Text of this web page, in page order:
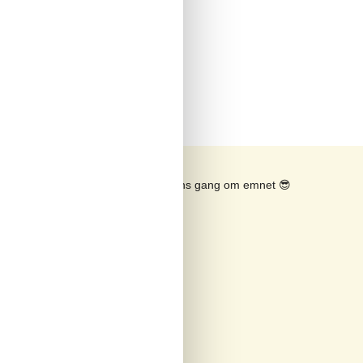
Se solens gang om emnet 😎